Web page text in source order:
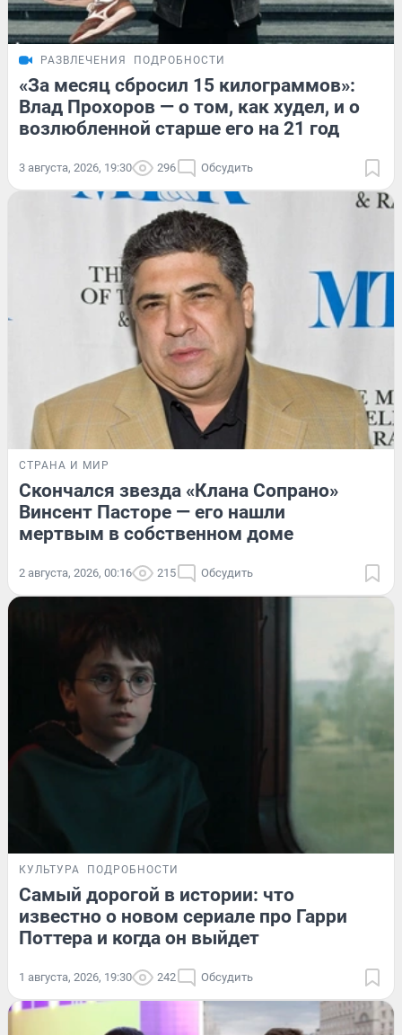
РАЗВЛЕЧЕНИЯ ПОДРОБНОСТИ
«За месяц сбросил 15 килограммов»:
Влад Прохоров — о том, как худел, и о
возлюбленной старше его на 21 год
3 августа, 2026, 19:30 296 Обсудить
СТРАНА И МИР
Скончался звезда «Клана Сопрано»
Винсент Пасторе — его нашли
мертвым в собственном доме
2 августа, 2026, 00:16 215 Обсудить
КУЛЬТУРА ПОДРОБНОСТИ
Самый дорогой в истории: что
известно о новом сериале про Гарри
Поттера и когда он выйдет
1 августа, 2026, 19:30 242 Обсудить